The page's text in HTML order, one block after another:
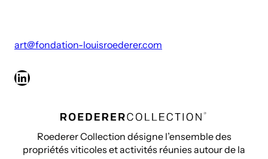
art@fondation-louisroederer.com
LinkedIn
Roederer Collection désigne l’ensemble des
propriétés viticoles et activités réunies autour de la